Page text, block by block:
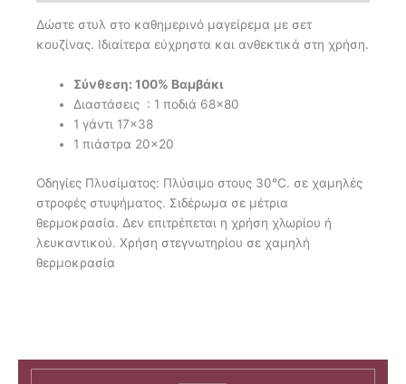
Δώστε στυλ στο καθημερινό μαγείρεμα με σετ
κουζίνας. Ιδιαίτερα εύχρηστα και ανθεκτικά στη χρήση.
Σύνθεση: 100% Βαμβάκι
Διαστάσεις : 1 ποδιά 68×80
1 γάντι 17×38
1 πιάστρα 20×20
Οδηγίες Πλυσίματος: Πλύσιμο στους 30°C. σε χαμηλές
στροφές στυψήματος. Σιδέρωμα σε μέτρια
θερμοκρασία. Δεν επιτρέπεται η χρήση χλωρίου ή
λευκαντικού. Χρήση στεγνωτηρίου σε χαμηλή
θερμοκρασία